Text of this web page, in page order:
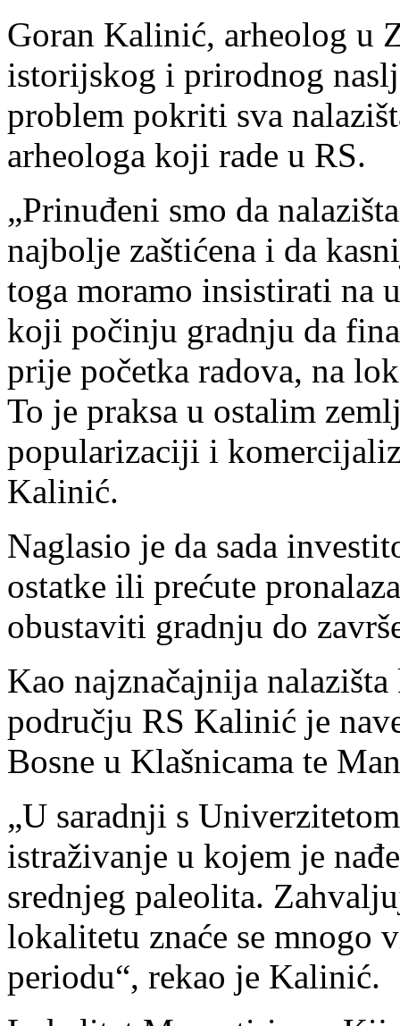
Goran Kalinić, arheolog u
istorijskog i prirodnog
problem pokriti sva
arheologa koji rade u RS.
„Prinuđeni smo da
najbolje zaštićena i da
toga moramo insistirati na
koji počinju gradnju da
prije početka radova, na
To je praksa u ostalim
popularizaciji i
Kalinić.
Naglasio je da sada
ostatke ili prećute
obustaviti gradnju do
Kao najznačajnija
području RS Kalinić je
Bosne u Klašnicama te
„U saradnji s
istraživanje u kojem je
srednjeg paleolita.
lokalitetu znaće se mnogo
periodu“, rekao je Kalinić.